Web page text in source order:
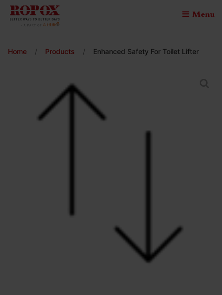
Menu
Home / Products / Enhanced Safety For Toilet Lifter